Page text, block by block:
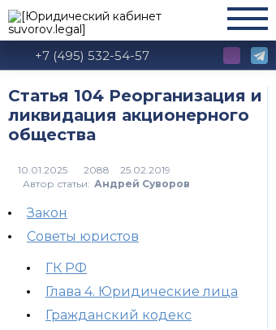
+7 (495) 532-54-57
Статья 104 Реорганизация и
ликвидация акционерного
общества
2088
Автор статьи: Андрей Суворов
Закон
Советы юристов
ГК РФ
Глава 4. Юридические лица
Гражданский кодекс